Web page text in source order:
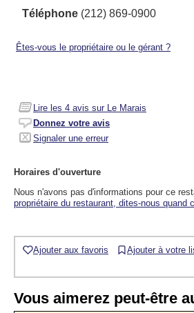
Téléphone (212) 869-0900
Êtes-vous le propriétaire ou le gérant ?
Lire les 4 avis sur Le Marais
Donnez votre avis
Signaler une erreur
Horaires d'ouverture
Nous n'avons pas d'informations pour ce
propriétaire du restaurant, dites-nous quand
Ajouter aux favoris Ajouter à votre
Vous aimerez peut-être